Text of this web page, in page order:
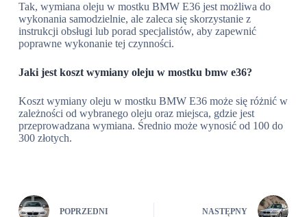
Tak, wymiana oleju w mostku BMW E36 jest możliwa do
wykonania samodzielnie, ale zaleca się skorzystanie z
instrukcji obsługi lub porad specjalistów, aby zapewnić
poprawne wykonanie tej czynności.
Jaki jest koszt wymiany oleju w mostku bmw e36?
Koszt wymiany oleju w mostku BMW E36 może się różnić w
zależności od wybranego oleju oraz miejsca, gdzie jest
przeprowadzana wymiana. Średnio może wynosić od 100 do
300 złotych.
POPRZEDNI NASTĘPNY